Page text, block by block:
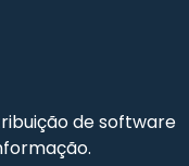
de software